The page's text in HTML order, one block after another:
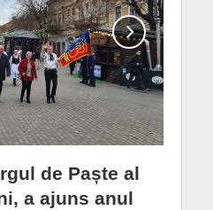
de Paște al
a ajuns anul